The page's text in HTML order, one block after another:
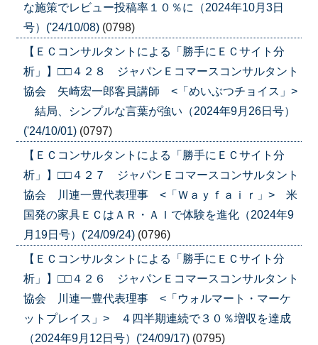
な施策でレビュー投稿率１０％に（2024年10月3日
号）('24/10/08) (0798)
【ＥＣコンサルタントによる「勝手にＥＣサイト分
析」】□□４２８ ジャパンＥコマースコンサルタント
協会 矢崎宏一郎客員講師 <「めいぶつチョイス」>
結局、シンプルな言葉が強い（2024年9月26日号）
('24/10/01) (0797)
【ＥＣコンサルタントによる「勝手にＥＣサイト分
析」】□□４２７ ジャパンＥコマースコンサルタント
協会 川連一豊代表理事 <「Ｗａｙｆａｉｒ」> 米
国発の家具ＥＣはＡＲ・ＡＩで体験を進化（2024年9
月19日号）('24/09/24) (0796)
【ＥＣコンサルタントによる「勝手にＥＣサイト分
析」】□□４２６ ジャパンＥコマースコンサルタント
協会 川連一豊代表理事 <「ウォルマート・マーケ
ットプレイス」> ４四半期連続で３０％増収を達成
（2024年9月12日号）('24/09/17) (0795)